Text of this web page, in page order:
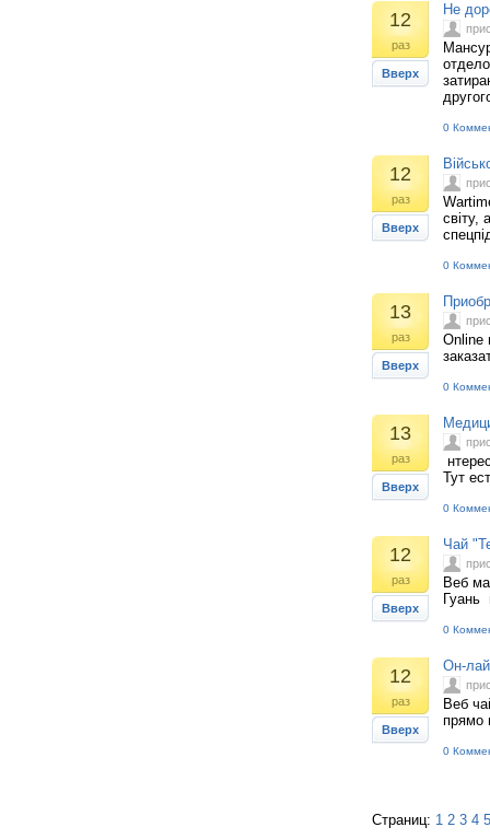
12
раз
Вверх
Не
0
12
раз
Вверх
світу,
0
13
раз
Вверх
Online
0
13
раз
Вверх
Тут
0
12
раз
Вверх
Чай
Веб
Гуань
0
12
раз
Вверх
Он-
Веб
прямо
0
Страниц: 1 2 3 4 5